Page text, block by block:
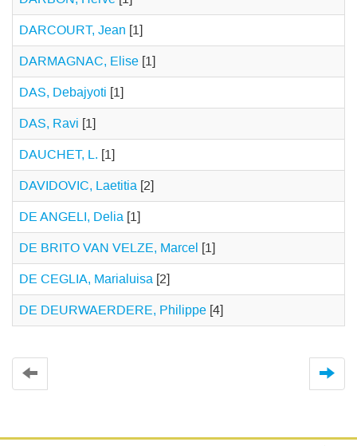
DARCOURT, Jean [1]
DARMAGNAC, Elise [1]
DAS, Debajyoti [1]
DAS, Ravi [1]
DAUCHET, L. [1]
DAVIDOVIC, Laetitia [2]
DE ANGELI, Delia [1]
DE BRITO VAN VELZE, Marcel [1]
DE CEGLIA, Marialuisa [2]
DE DEURWAERDERE, Philippe [4]